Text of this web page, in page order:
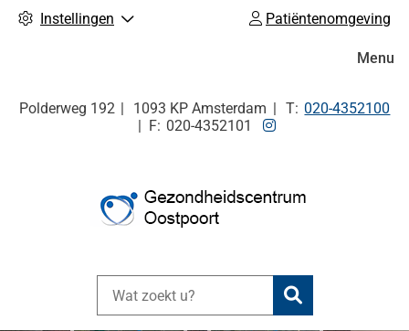
Instellingen Patiëntenomgeving
Polderweg 192 1093 KPAmsterdam Tel:
020-4352100
020-4352101
Bezoek
Zoeken
Menu